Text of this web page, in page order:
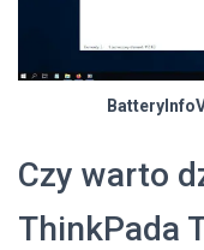
Czy warto
ThinkPada